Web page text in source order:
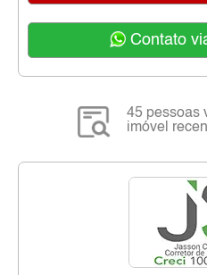
Contato
45 pessoas
imóvel